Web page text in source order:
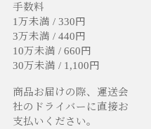
手数料
1万未満 / 330円
3万未満 / 440円
10万未満 / 660円
30万未満 / 1,100円
商品お届けの際、運送会
社のドライバーに直接お
支払いください。